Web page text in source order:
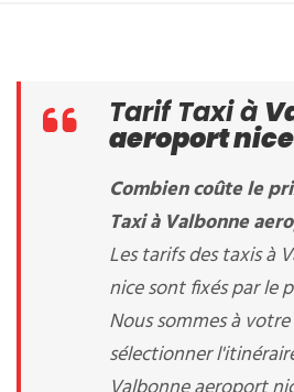
Tarif Taxi à
aeroport nice
Combien coûte le
Taxi à Valbonne
Les tarifs des taxis à
nice sont fixés par le
Nous sommes à
sélectionner